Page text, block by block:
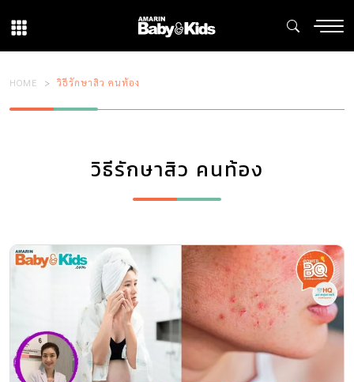
HOME วิธีรักษาสิว คนท้อง
วิธีรักษาสิว คนท้อง